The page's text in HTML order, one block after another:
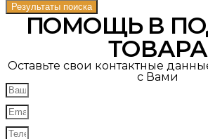
Результаты поиска
ПОМОЩЬ В
ТОВАРА
Оставьте свои контактные
с Вами